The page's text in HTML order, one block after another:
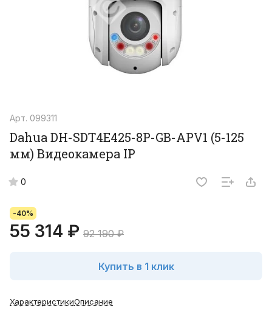
Арт. 099311
Dahua DH-SDT4E425-8P-GB-APV1 (5-125
мм) Видеокамера IP
0
-40%
55 314 ₽ 92 190 ₽
Купить в 1 клик
ХарактеристикиОписание